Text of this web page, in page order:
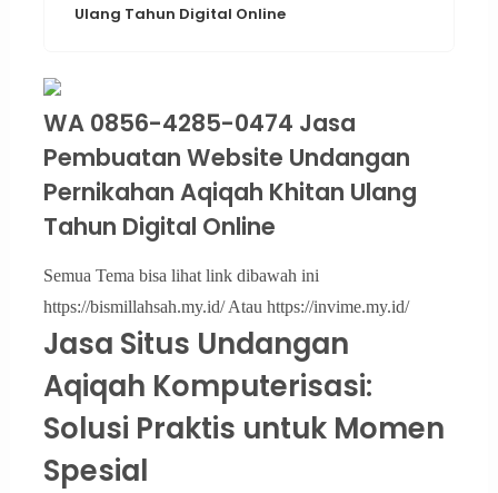
Ulang Tahun Digital Online
WA 0856-4285-0474 Jasa
Pembuatan Website Undangan
Pernikahan Aqiqah Khitan Ulang
Tahun Digital Online
Semua Tema bisa lihat link dibawah ini
https://bismillahsah.my.id/ Atau https://invime.my.id/
Jasa Situs Undangan
Aqiqah Komputerisasi:
Solusi Praktis untuk Momen
Spesial